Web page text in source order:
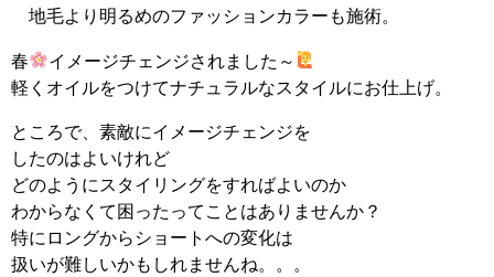
地毛より明るめのファッションカラーも施術。
春
イメージチェンジされました～
軽くオイルをつけてナチュラルなスタイルにお仕上げ。
ところで、素敵にイメージチェンジを
したのはよいけれど
どのようにスタイリングをすればよいのか
わからなくて困ったってことはありませんか？
特にロングからショートへの変化は
扱いが難しいかもしれませんね。。。